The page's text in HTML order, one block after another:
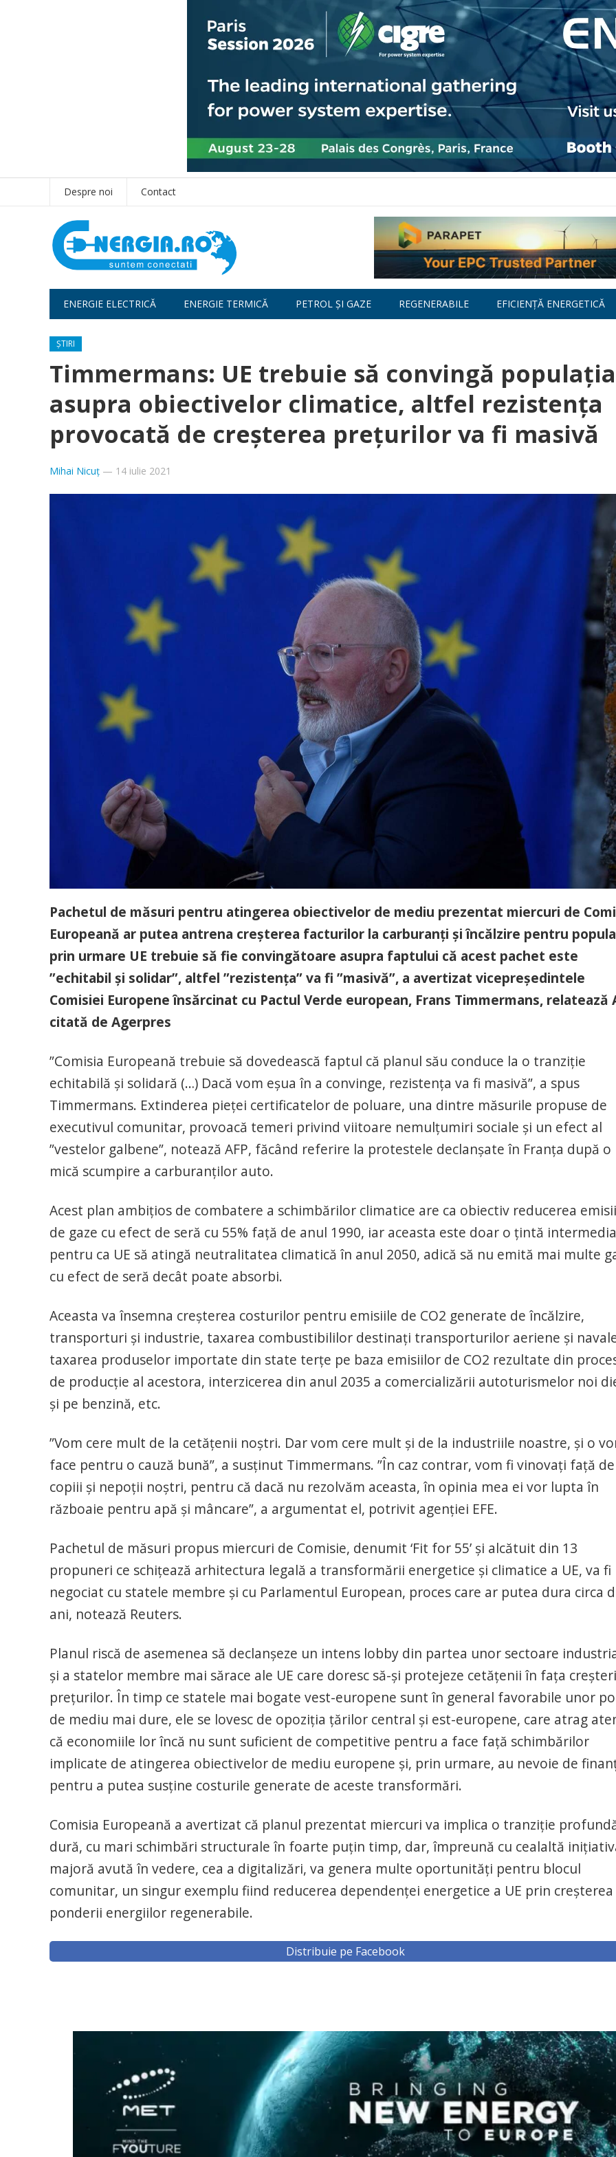
Despre noi Contact
ENERGIE ELECTRICĂ ENERGIE TERMICĂ PETROL ȘI GAZE REGENERABILE EFICIENȚĂ ENERGETICĂ
ȘTIRI
Timmermans: UE trebuie să convingă populaţia
asupra obiectivelor climatice, altfel rezistenţa
provocată de creşterea preţurilor va fi masivă
Mihai Nicuț — 14 iulie 2021
Pachetul de măsuri pentru atingerea obiectivelor de mediu prezentat miercuri de
Europeană ar putea antrena creşterea facturilor la carburanţi şi încălzire pentru
prin urmare UE trebuie să fie convingătoare asupra faptului că acest pachet este
”echitabil şi solidar”, altfel ”rezistenţa” va fi ”masivă”, a avertizat vicepreşedintele
Comisiei Europene însărcinat cu Pactul Verde european, Frans Timmermans, relatează
citată de Agerpres
”Comisia Europeană trebuie să dovedească faptul că planul său conduce la o tranziţie
echitabilă şi solidară (…) Dacă vom eşua în a convinge, rezistenţa va fi masivă”, a spus
Timmermans. Extinderea pieţei certificatelor de poluare, una dintre măsurile propuse de
executivul comunitar, provoacă temeri privind viitoare nemulţumiri sociale şi un efect al
”vestelor galbene”, notează AFP, făcând referire la protestele declanşate în Franţa după o
mică scumpire a carburanţilor auto.
Acest plan ambiţios de combatere a schimbărilor climatice are ca obiectiv reducerea
de gaze cu efect de seră cu 55% faţă de anul 1990, iar aceasta este doar o ţintă
pentru ca UE să atingă neutralitatea climatică în anul 2050, adică să nu emită mai multe
cu efect de seră decât poate absorbi.
Aceasta va însemna creşterea costurilor pentru emisiile de CO2 generate de încălzire,
transporturi şi industrie, taxarea combustibililor destinaţi transporturilor aeriene şi
taxarea produselor importate din state terţe pe baza emisiilor de CO2 rezultate din
de producţie al acestora, interzicerea din anul 2035 a comercializării autoturismelor noi
şi pe benzină, etc.
”Vom cere mult de la cetăţenii noştri. Dar vom cere mult şi de la industriile noastre, şi o
face pentru o cauză bună”, a susţinut Timmermans. ”În caz contrar, vom fi vinovaţi faţă de
copiii şi nepoţii noştri, pentru că dacă nu rezolvăm aceasta, în opinia mea ei vor lupta în
războaie pentru apă şi mâncare”, a argumentat el, potrivit agenţiei EFE.
Pachetul de măsuri propus miercuri de Comisie, denumit ‘Fit for 55’ şi alcătuit din 13
propuneri ce schiţează arhitectura legală a transformării energetice şi climatice a UE, va fi
negociat cu statele membre şi cu Parlamentul European, proces care ar putea dura circa
ani, notează Reuters.
Planul riscă de asemenea să declanşeze un intens lobby din partea unor sectoare
şi a statelor membre mai sărace ale UE care doresc să-şi protejeze cetăţenii în faţa
preţurilor. În timp ce statele mai bogate vest-europene sunt în general favorabile unor
de mediu mai dure, ele se lovesc de opoziţia ţărilor central şi est-europene, care atrag
că economiile lor încă nu sunt suficient de competitive pentru a face faţă schimbărilor
implicate de atingerea obiectivelor de mediu europene şi, prin urmare, au nevoie de
pentru a putea susţine costurile generate de aceste transformări.
Comisia Europeană a avertizat că planul prezentat miercuri va implica o tranziţie
dură, cu mari schimbări structurale în foarte puţin timp, dar, împreună cu cealaltă
majoră avută în vedere, cea a digitalizări, va genera multe oportunităţi pentru blocul
comunitar, un singur exemplu fiind reducerea dependenţei energetice a UE prin creşterea
ponderii energiilor regenerabile.
Distribuie pe Facebook